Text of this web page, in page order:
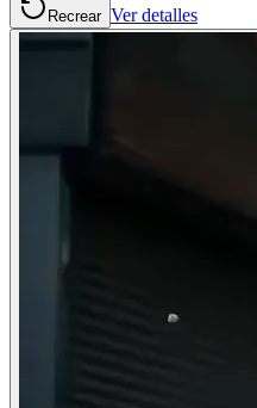
Recrear Ver detalles